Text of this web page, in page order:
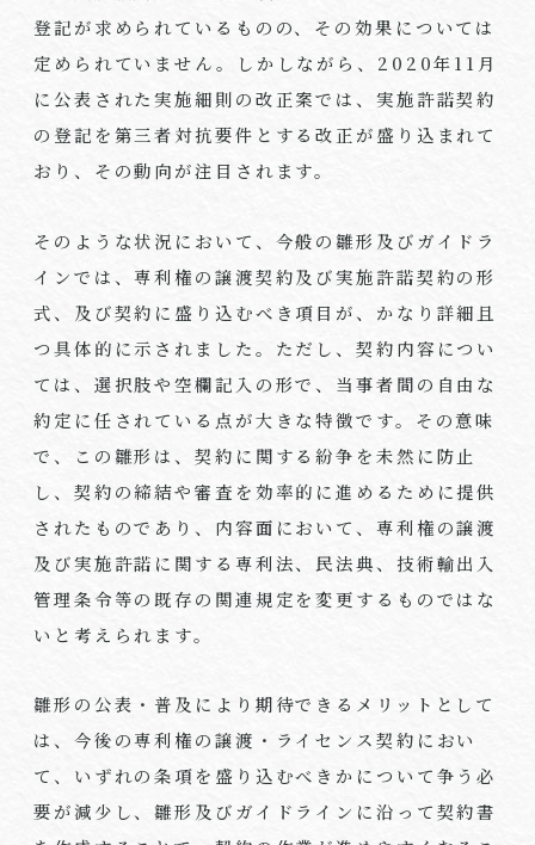
登記が求められているものの、その効果については
定められていません。しかしながら、2020年11月
に公表された実施細則の改正案では、実施許諾契約
の登記を第三者対抗要件とする改正が盛り込まれて
おり、その動向が注目されます。
そのような状況において、今般の雛形及びガイドラ
インでは、専利権の譲渡契約及び実施許諾契約の形
式、及び契約に盛り込むべき項目が、かなり詳細且
つ具体的に示されました。ただし、契約内容につい
ては、選択肢や空欄記入の形で、当事者間の自由な
約定に任されている点が大きな特徴です。その意味
で、この雛形は、契約に関する紛争を未然に防止
し、契約の締結や審査を効率的に進めるために提供
されたものであり、内容面において、専利権の譲渡
及び実施許諾に関する専利法、民法典、技術輸出入
管理条令等の既存の関連規定を変更するものではな
いと考えられます。
雛形の公表・普及により期待できるメリットとして
は、今後の専利権の譲渡・ライセンス契約におい
て、いずれの条項を盛り込むべきかについて争う必
要が減少し、雛形及びガイドラインに沿って契約書